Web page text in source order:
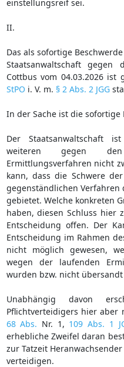
einstellungsreif sei.
II.
Das als sofortige
Staatsanwaltschaft gegen
Cottbus vom 04.03.2026 ist
StPO i. V. m. § 2 Abs. 2 JGG
In der Sache ist die
Der Staatsanwaltschaft
weiteren gegen den
Ermittlungsverfahren nicht
kann, dass die Schwere
gegenständlichen
gebietet. Welche konkreten
haben, diesen Schluss hier
Entscheidung offen. Der
Entscheidung im Rahmen
nicht möglich gewesen,
wegen der laufenden
wurden bzw. nicht
Unabhängig davon
Pflichtverteidigers hier aber
68 Abs. Nr. 1, 109 Abs. 1
erhebliche Zweifel daran
zur Tatzeit
verteidigen.